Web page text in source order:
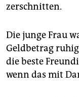
zerschnitten.
Die junge Frau
Geldbetrag
die beste
wenn das mit